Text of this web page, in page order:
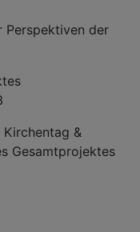
Perspektiven der
&
Gesamtprojektes